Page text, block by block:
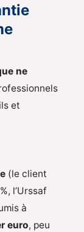
ne
et
(le client
l’Urssaf
à
euro, peu